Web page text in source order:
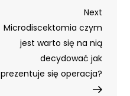
Next
Post
Next
Microdiscektomia czym
jest warto się na nią
decydować jak
prezentuje się operacja?